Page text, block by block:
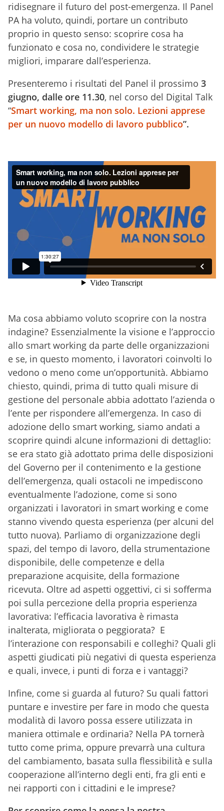
ridisegnare il futuro del post-emergenza. Il Panel
PA ha voluto, quindi, portare un contributo
proprio in questo senso: scoprire cosa ha
funzionato e cosa no, condividere le strategie
migliori, imparare dall’esperienza.
Presenteremo i risultati del Panel il prossimo 3
giugno, dalle ore 11.30, nel corso del Digital Talk
“Smart working, ma non solo. Lezioni apprese
per un nuovo modello di lavoro pubblico”.
Ma cosa abbiamo voluto scoprire con la nostra
indagine? Essenzialmente la visione e l’approccio
allo smart working da parte delle organizzazioni
e se, in questo momento, i lavoratori coinvolti lo
vedono o meno come un’opportunità. Abbiamo
chiesto, quindi, prima di tutto quali misure di
gestione del personale abbia adottato l’azienda o
l’ente per rispondere all’emergenza. In caso di
adozione dello smart working, siamo andati a
scoprire quindi alcune informazioni di dettaglio:
se era stato già adottato prima delle disposizioni
del Governo per il contenimento e la gestione
dell’emergenza, quali ostacoli ne impediscono
eventualmente l’adozione, come si sono
organizzati i lavoratori in smart working e come
stanno vivendo questa esperienza (per alcuni del
tutto nuova). Parliamo di organizzazione degli
spazi, del tempo di lavoro, della strumentazione
disponibile, delle competenze e della
preparazione acquisite, della formazione
ricevuta. Oltre ad aspetti oggettivi, ci si sofferma
poi sulla percezione della propria esperienza
lavorativa: l’efficacia lavorativa è rimasta
inalterata, migliorata o peggiorata? E
l’interazione con responsabili e colleghi? Quali gli
aspetti giudicati più negativi di questa esperienza
e quali, invece, i punti di forza e i vantaggi?
Infine, come si guarda al futuro? Su quali fattori
puntare e investire per fare in modo che questa
modalità di lavoro possa essere utilizzata in
maniera ottimale e ordinaria? Nella PA tornerà
tutto come prima, oppure prevarrà una cultura
del cambiamento, basata sulla flessibilità e sulla
cooperazione all’interno degli enti, fra gli enti e
nei rapporti con i cittadini e le imprese?